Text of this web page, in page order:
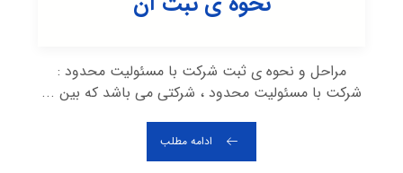
مراحل و نحوه ی ثبت شرکت با مسئولیت محدود :
شرکت با مسئولیت محدود ، شرکتی می باشد که بین ...
ادامه مطلب